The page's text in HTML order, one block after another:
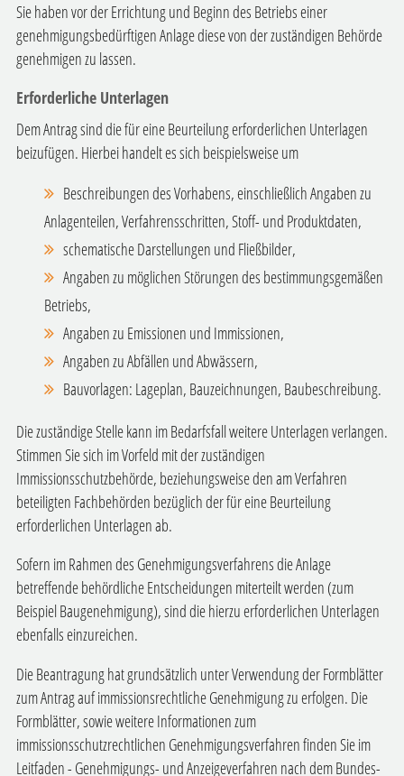
Sie haben vor der Errichtung und Beginn des Betriebs einer
genehmigungsbedürftigen Anlage diese von der zuständigen Behörde
genehmigen zu lassen.
Erforderliche Unterlagen
Dem Antrag sind die für eine Beurteilung erforderlichen Unterlagen
beizufügen. Hierbei handelt es sich beispielsweise um
Beschreibungen des Vorhabens, einschließlich Angaben zu
Anlagenteilen, Verfahrensschritten, Stoff- und Produktdaten,
schematische Darstellungen und Fließbilder,
Angaben zu möglichen Störungen des bestimmungsgemäßen
Betriebs,
Angaben zu Emissionen und Immissionen,
Angaben zu Abfällen und Abwässern,
Bauvorlagen: Lageplan, Bauzeichnungen, Baubeschreibung.
Die zuständige Stelle kann im Bedarfsfall weitere Unterlagen verlangen.
Stimmen Sie sich im Vorfeld mit der zuständigen
Immissionsschutzbehörde, beziehungsweise den am Verfahren
beteiligten Fachbehörden bezüglich der für eine Beurteilung
erforderlichen Unterlagen ab.
Sofern im Rahmen des Genehmigungsverfahrens die Anlage
betreffende behördliche Entscheidungen miterteilt werden (zum
Beispiel Baugenehmigung), sind die hierzu erforderlichen Unterlagen
ebenfalls einzureichen.
Die Beantragung hat grundsätzlich unter Verwendung der Formblätter
zum Antrag auf immissionsrechtliche Genehmigung zu erfolgen. Die
Formblätter, sowie weitere Informationen zum
immissionsschutzrechtlichen Genehmigungsverfahren finden Sie im
Leitfaden - Genehmigungs- und Anzeigeverfahren nach dem Bundes-